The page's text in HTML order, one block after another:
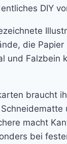
DIY
braucht
macht
bei